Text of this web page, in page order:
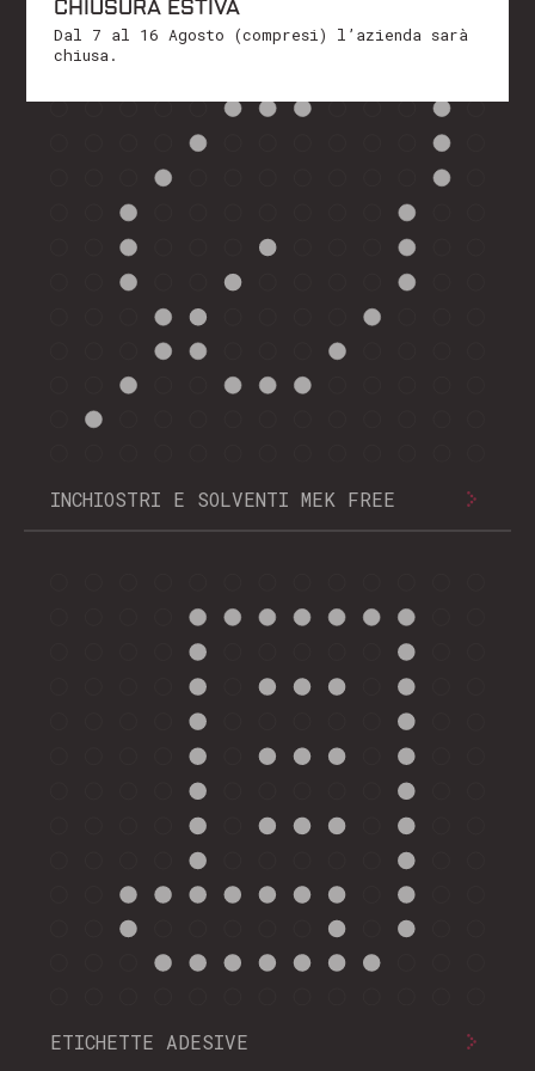
CHIUSURA ESTIVA
Dal 7 al 16 Agosto (compresi) l’azienda sarà
chiusa.
INCHIOSTRI E SOLVENTI MEK FREE
ETICHETTE ADESIVE
Ti ringraziamo per il tuo interesse e
restiamo a tua disposizione!
Cordiali saluti
Il team di Marking Products